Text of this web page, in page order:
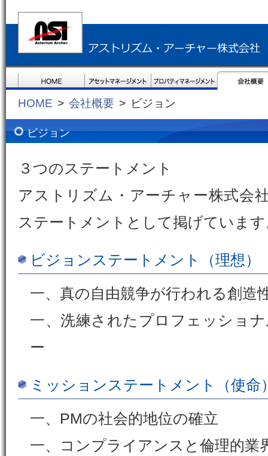
HOME > 会社概要 > ビジョン
ビジョン
３つのステートメント
アストリズム・アーチャー株式会
ステートメントとして掲げていま
ビジョンステートメント（理想）
一、真の自由競争が行われる創造
一、洗練されたプロフェッショ
ー
ミッションステートメント（使命
一、PMの社会的地位の確立
一、コンプライアンスと倫理的業